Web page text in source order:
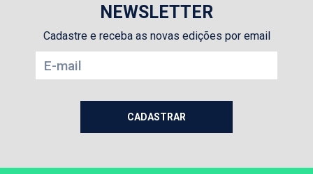
NEWSLETTER
Cadastre e receba as novas edições por email